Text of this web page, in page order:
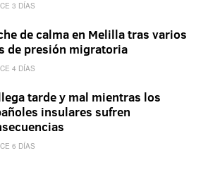
3 DÍAS
de calma en Melilla tras varios
de presión migratoria
4 DÍAS
tarde y mal mientras los
insulares sufren
6 DÍAS